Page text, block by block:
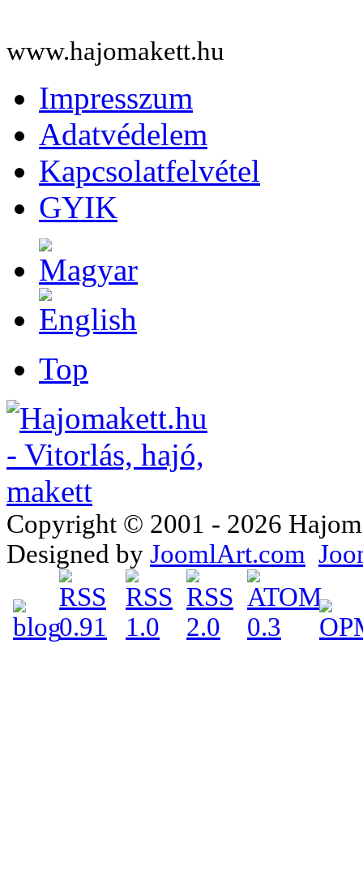
www.hajomakett.hu
Impresszum
Adatvédelem
Kapcsolatfelvétel
GYIK
Top
Copyright © 2001 - 2026
Designed by JoomlArt.com